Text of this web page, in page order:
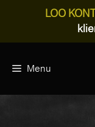
LOO
Menu